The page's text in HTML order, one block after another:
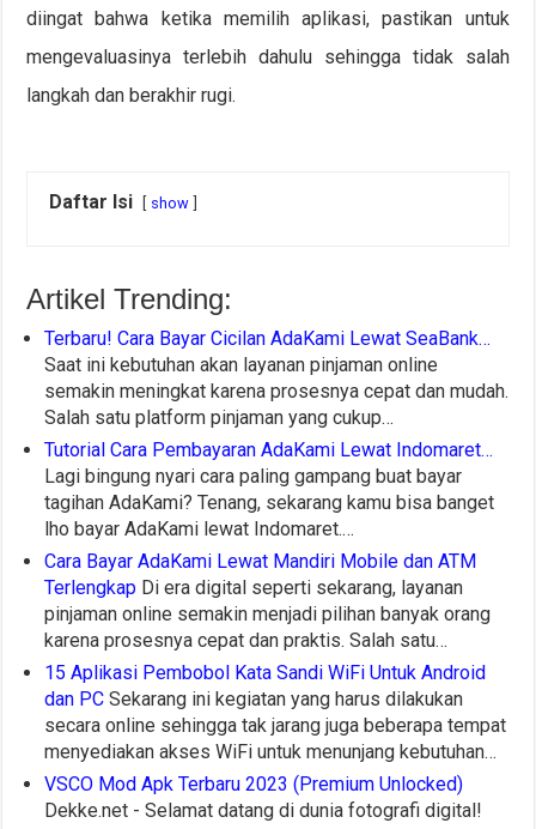
diingat bahwa ketika memilih aplikasi, pastikan untuk
mengevaluasinya terlebih dahulu sehingga tidak salah
langkah dan berakhir rugi.
Daftar Isi show
Artikel Trending:
Terbaru! Cara Bayar Cicilan AdaKami Lewat SeaBank…
Saat ini kebutuhan akan layanan pinjaman online
semakin meningkat karena prosesnya cepat dan mudah.
Salah satu platform pinjaman yang cukup…
Tutorial Cara Pembayaran AdaKami Lewat Indomaret…
Lagi bingung nyari cara paling gampang buat bayar
tagihan AdaKami? Tenang, sekarang kamu bisa banget
lho bayar AdaKami lewat Indomaret.…
Cara Bayar AdaKami Lewat Mandiri Mobile dan ATM
Terlengkap Di era digital seperti sekarang, layanan
pinjaman online semakin menjadi pilihan banyak orang
karena prosesnya cepat dan praktis. Salah satu…
15 Aplikasi Pembobol Kata Sandi WiFi Untuk Android
dan PC Sekarang ini kegiatan yang harus dilakukan
secara online sehingga tak jarang juga beberapa tempat
menyediakan akses WiFi untuk menunjang kebutuhan…
VSCO Mod Apk Terbaru 2023 (Premium Unlocked)
Dekke.net - Selamat datang di dunia fotografi digital!